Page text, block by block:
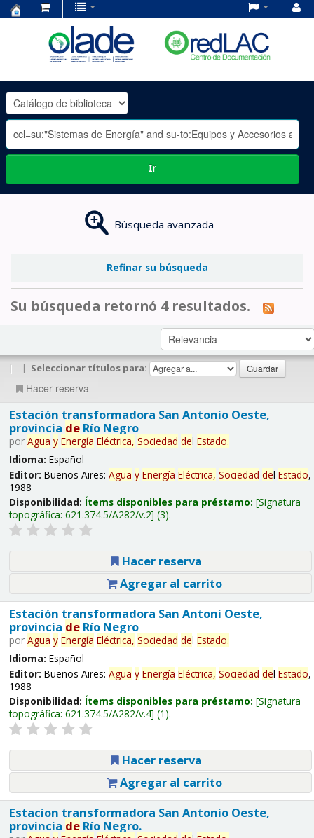
OLADE
-
Ir
Búsqueda avanzada
Refinar su búsqueda
Su búsqueda retornó 4 resultados.
| | Seleccionar títulos para:
Hacer reserva
Estación transformadora San Antonio Oeste,
provincia deRío Negro
por Agua y Energía Eléctrica, Sociedad del Estado.
Idioma: Español
Editor: Buenos Aires: Agua y Energía Eléctrica, Sociedad del Estado,
1988
Disponibilidad: Ítems disponibles para préstamo: Signatura
topográfica: 621.374.5/A282/v.2 (3).
Hacer reserva
Agregar al carrito
Estación transformadora San Antoni Oeste,
provincia deRío Negro
por Agua y Energía Eléctrica, Sociedad del Estado.
Idioma: Español
Editor: Buenos Aires: Agua y Energía Eléctrica, Sociedad del Estado,
1988
Disponibilidad: Ítems disponibles para préstamo: Signatura
topográfica: 621.374.5/A282/v.4 (1).
Hacer reserva
Agregar al carrito
Estacion transformadora San Antonio Oeste,
provincia deRío Negro.